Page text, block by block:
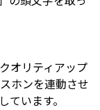
オリティアップ
ホンを連動させ
います。